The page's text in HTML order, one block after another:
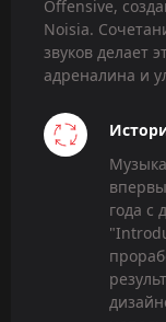
Offensive,
Noisia.
звуков делает
адреналина и
года с